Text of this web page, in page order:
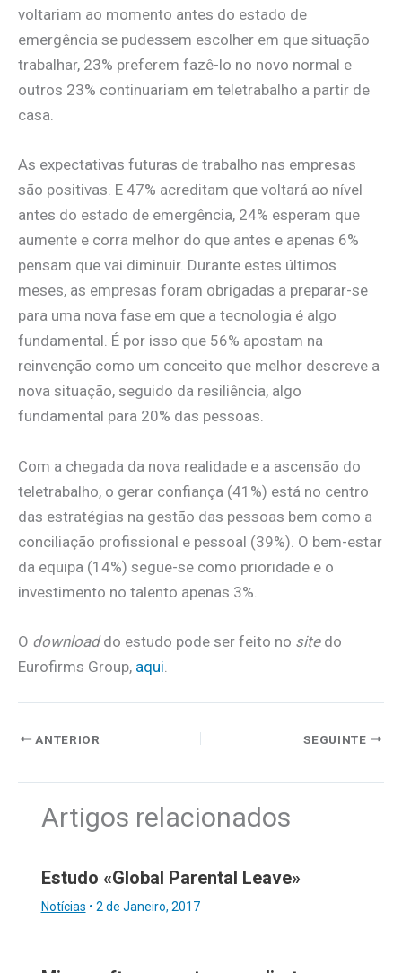
voltariam ao momento antes do estado de
emergência se pudessem escolher em que situação
trabalhar, 23% preferem fazê-lo no novo normal e
outros 23% continuariam em teletrabalho a partir de
casa.
As expectativas futuras de trabalho nas empresas
são positivas. E 47% acreditam que voltará ao nível
antes do estado de emergência, 24% esperam que
aumente e corra melhor do que antes e apenas 6%
pensam que vai diminuir. Durante estes últimos
meses, as empresas foram obrigadas a preparar-se
para uma nova fase em que a tecnologia é algo
fundamental. É por isso que 56% apostam na
reinvenção como um conceito que melhor descreve a
nova situação, seguido da resiliência, algo
fundamental para 20% das pessoas.
Com a chegada da nova realidade e a ascensão do
teletrabalho, o gerar confiança (41%) está no centro
das estratégias na gestão das pessoas bem como a
conciliação profissional e pessoal (39%). O bem-estar
da equipa (14%) segue-se como prioridade e o
investimento no talento apenas 3%.
O downloaddo estudo pode ser feito no sitedo
Eurofirms Group, aqui
ANTERIOR SEGUINTE
Artigos relacionados
Estudo «Global Parental Leave»
Notícias • 2 de Janeiro, 2017